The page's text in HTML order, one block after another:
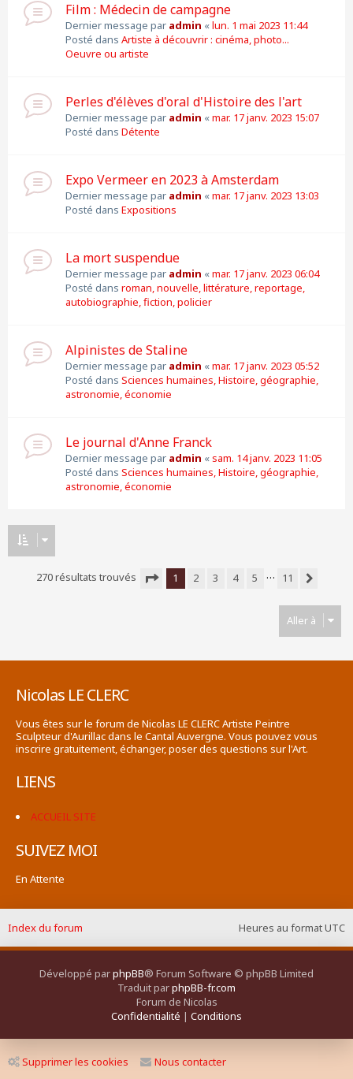
Film : Médecin de campagne
Dernier message par admin «lun. 1 mai 2023 11:44
Posté dans Artiste à découvrir : cinéma, photo...
Oeuvre ou artiste
Perles d'élèves d'oral d'Histoire des l'art
Dernier message par admin «mar. 17 janv. 2023 15:07
Posté dans Détente
Expo Vermeer en 2023 à Amsterdam
Dernier message par admin «mar. 17 janv. 2023 13:03
Posté dans Expositions
La mort suspendue
Dernier message par admin «mar. 17 janv. 2023 06:04
Posté dans roman, nouvelle, littérature, reportage,
autobiographie, fiction, policier
Alpinistes de Staline
Dernier message par admin «mar. 17 janv. 2023 05:52
Posté dans Sciences humaines, Histoire, géographie,
astronomie, économie
Le journal d'Anne Franck
Dernier message par admin «sam. 14 janv. 2023 11:05
Posté dans Sciences humaines, Histoire, géographie,
astronomie, économie
270 résultats trouvés
1 2 3 4 5 …
11
Aller à
Nicolas LE CLERC
Vous êtes sur le forum de Nicolas LE CLERC Artiste Peintre
Sculpteur d'Aurillac dans le Cantal Auvergne. Vous pouvez vous
inscrire gratuitement, échanger, poser des questions sur l'Art.
LIENS
ACCUEIL SITE
SUIVEZ MOI
En Attente
Heures au formatUTC
Index du forum
Développé parphpBB® Forum Software © phpBB Limited
Traduit parphpBB-fr.com
Forum de Nicolas
Confidentialité | Conditions
Supprimer les cookies Nous contacter